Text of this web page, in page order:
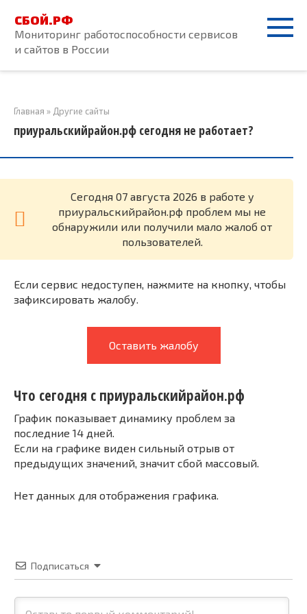
контенту
СБОЙ.РФ
Мониторинг работоспособности сервисов
и сайтов в России
Главная » Другие сайты
приуральскийрайон.рф сегодня не работает?
Cегодня 07 августа 2026 в работе у
приуральскийрайон.рф проблем мы не
обнаружили или получили мало жалоб от
пользователей.
Если сервис недоступен, нажмите на кнопку, чтобы
зафиксировать жалобу.
Оставить жалобу
Что сегодня с приуральскийрайон.рф
График показывает динамику проблем за
последние 14 дней.
Если на графике виден сильный отрыв от
предыдущих значений, значит сбой массовый.
Нет данных для отображения графика.
Подписаться